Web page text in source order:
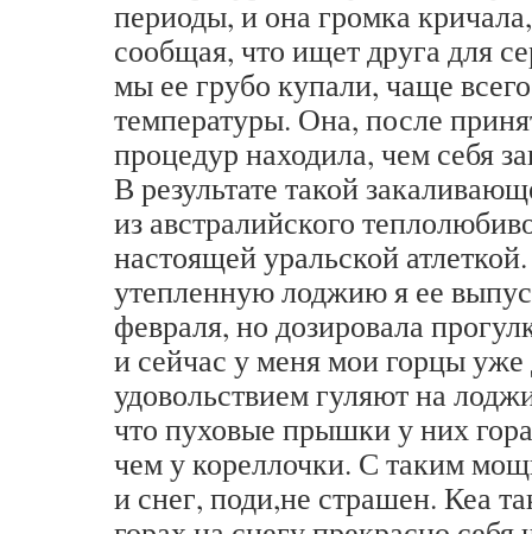
периоды, и она громка
сообщая, что ищет друга для
мы ее грубо купали, чаще
температуры. Она, после
процедур находила, чем себя
В результате такой
из австралийского
настоящей уральской
утепленную лоджию я ее
февраля, но дозировала
и сейчас у меня мои горцы уже
удовольствием гуляют на
что пуховые прышки у них
чем у кореллочки. С таким
и снег, поди,не страшен. Кеа